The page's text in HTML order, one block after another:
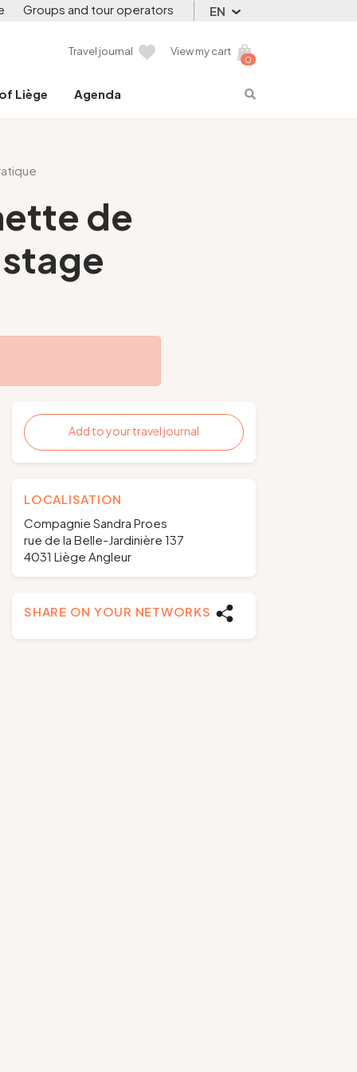
Groups and tour operators EN
Travel journal
0
View my cart
Liège Agenda
de
Add to your travel journal
LOCALISATION
Compagnie Sandra Proes
rue de la Belle-Jardinière 137
4031 Liège Angleur
SHARE ON YOUR NETWORKS